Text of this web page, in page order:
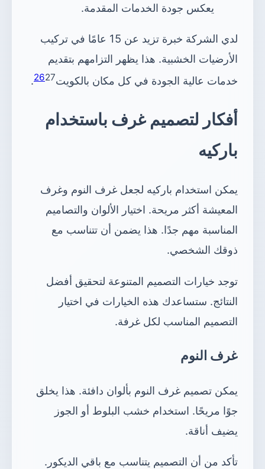
يعكس جودة الخدمات المقدمة.
لدي الشركة خبرة تزيد عن 15 عامًا في تركيب
الأرضيات الخشبية. هذا يظهر التزامهم بتقديم
خدمات عالية الجودة في كل مكان بالكويت
2627
.
أفكار لتصميم غرف باستخدام
باركيه
يمكن استخدام باركيه لجعل غرف النوم وغرف
المعيشة أكثر مريحة. اختيار الألوان والتصاميم
المناسبة مهم جدًا. هذا يضمن أن تتناسب مع
ذوقك الشخصي.
توجد خيارات التصميم المتنوعة لتحقيق أفضل
النتائج. ستساعدك هذه الخيارات في اختيار
التصميم المناسب لكل غرفة.
غرف النوم
يمكن تصميم غرف النوم بألوان دافئة. هذا يخلق
جوًا مريحًا. استخدام خشب البلوط أو الجوز
يضيف أناقة.
تأكد من أن التصميم يتناسب مع باقي الديكور.